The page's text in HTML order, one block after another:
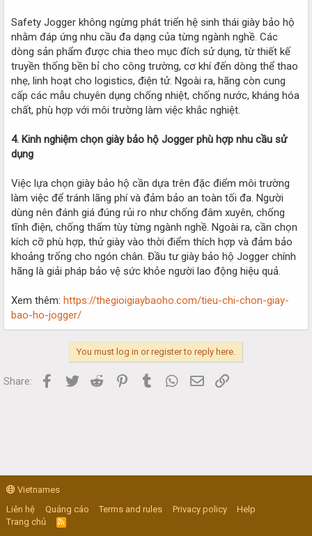
Safety Jogger không ngừng phát triển hệ sinh thái giày bảo hộ
nhằm đáp ứng nhu cầu đa dạng của từng ngành nghề. Các
dòng sản phẩm được chia theo mục đích sử dụng, từ thiết kế
truyền thống bền bỉ cho công trường, cơ khí đến dòng thể thao
nhẹ, linh hoạt cho logistics, điện tử. Ngoài ra, hãng còn cung
cấp các mẫu chuyên dụng chống nhiệt, chống nước, kháng hóa
chất, phù hợp với môi trường làm việc khắc nghiệt.
4. Kinh nghiệm chọn giày bảo hộ Jogger phù hợp nhu cầu sử
dụng
Việc lựa chọn giày bảo hộ cần dựa trên đặc điểm môi trường
làm việc để tránh lãng phí và đảm bảo an toàn tối đa. Người
dùng nên đánh giá đúng rủi ro như chống đâm xuyên, chống
tĩnh điện, chống thấm tùy từng ngành nghề. Ngoài ra, cần chọn
kích cỡ phù hợp, thử giày vào thời điểm thích hợp và đảm bảo
khoảng trống cho ngón chân. Đầu tư giày bảo hộ Jogger chính
hãng là giải pháp bảo vệ sức khỏe người lao động hiệu quả.
Xem thêm: https://thegioigiaybaoho.com/tieu-chi-chon-giay-
bao-ho-jogger/
You must log in or register to reply here.
Share: Facebook
Twitter Reddit PinterestTumblr WhatsApp
Email
Vietnames
Liên hệ
Quảng cáo Terms and rules Privacy policy
Help
Trang chủ
R
S